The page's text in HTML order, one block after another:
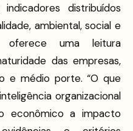
distribuídos
ambiental, social e
oferece uma leitura
das empresas,
e médio porte. “O que
organizacional
econômico a impacto